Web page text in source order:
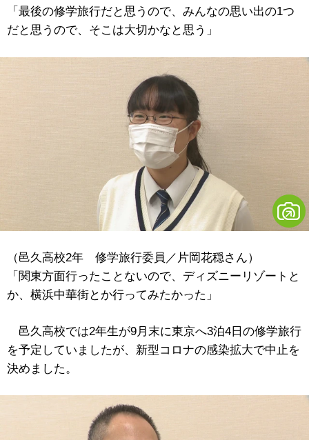
「最後の修学旅行だと思うので、みんなの思い出の1つ
だと思うので、そこは大切かなと思う」
（邑久高校2年 修学旅行委員／片岡花穏さん）
「関東方面行ったことないので、ディズニーリゾートと
か、横浜中華街とか行ってみたかった」
邑久高校では2年生が9月末に東京へ3泊4日の修学旅行
を予定していましたが、新型コロナの感染拡大で中止を
決めました。